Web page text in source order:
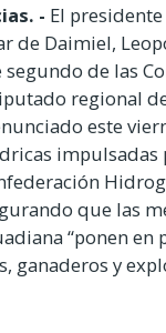
- El
de Daimiel,
de las
regional
este
impulsadas
que las
“ponen
ganaderos y